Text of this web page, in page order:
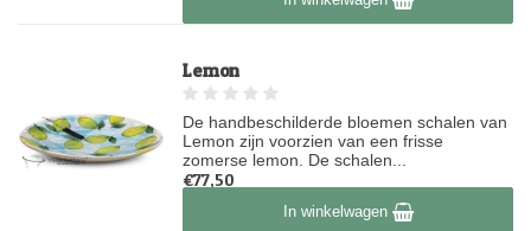
Lemon
De handbeschilderde bloemen schalen van
Lemon zijn voorzien van een frisse
zomerse lemon. De schalen...
€77,50
Op voorraadIn winkelwagen